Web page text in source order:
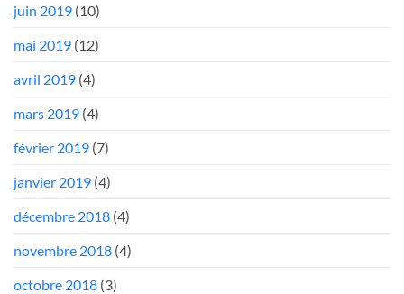
juin 2019 (10)
mai 2019 (12)
avril 2019 (4)
mars 2019 (4)
février 2019 (7)
janvier 2019 (4)
décembre 2018 (4)
novembre 2018 (4)
octobre 2018 (3)